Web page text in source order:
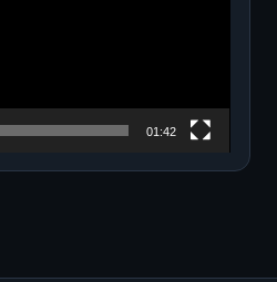
01:42